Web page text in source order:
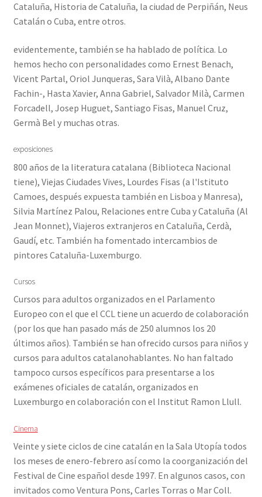
Cataluña, Historia de Cataluña, la ciudad de Perpiñán, Neus
Catalán o Cuba, entre otros.
evidentemente, también se ha hablado de política. Lo
hemos hecho con personalidades como Ernest Benach,
Vicent Partal, Oriol Junqueras, Sara Vilà, Albano Dante
Fachin-, Hasta Xavier, Anna Gabriel, Salvador Milà, Carmen
Forcadell, Josep Huguet, Santiago Fisas, Manuel Cruz,
Germà Bel y muchas otras.
exposiciones
800 años de la literatura catalana (Biblioteca Nacional
tiene), Viejas Ciudades Vives, Lourdes Fisas (a l'Istituto
Camoes, después expuesta también en Lisboa y Manresa),
Silvia Martínez Palou, Relaciones entre Cuba y Cataluña (Al
Jean Monnet), Viajeros extranjeros en Cataluña, Cerdà,
Gaudí, etc. También ha fomentado intercambios de
pintores Cataluña-Luxemburgo.
Cursos
Cursos para adultos organizados en el Parlamento
Europeo con el que el CCL tiene un acuerdo de colaboración
(por los que han pasado más de 250 alumnos los 20
últimos años). También se han ofrecido cursos para niños y
cursos para adultos catalanohablantes. No han faltado
tampoco cursos específicos para presentarse a los
exámenes oficiales de catalán, organizados en
Luxemburgo en colaboración con el Institut Ramon Llull.
Cinema
Veinte y siete ciclos de cine catalán en la Sala Utopía todos
los meses de enero-febrero así como la coorganización del
Festival de Cine español desde 1997. En algunos casos, con
invitados como Ventura Pons, Carles Torras o Mar Coll.